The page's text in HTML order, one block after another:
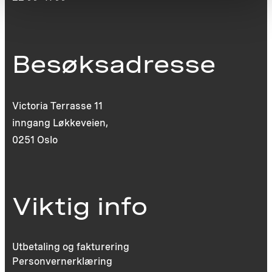
Besøksadresse
Victoria Terrasse 11
inngang Løkkeveien,
0251 Oslo
Viktig info
Utbetaling og fakturering
Personvernerklæring